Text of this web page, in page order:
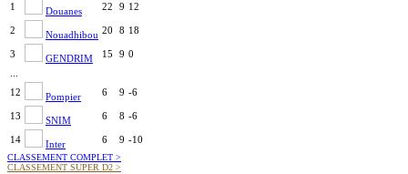
1
Douanes 22 9 12
2 Nouadhibou 20 8 18
3 GENDRIM 15 9 0
...
12
Pompier 6 9 -6
13 SNIM 6 8 -6
14 Inter 6 9 -10
CLASSEMENT COMPLET >
CLASSEMENT SUPER D2 >